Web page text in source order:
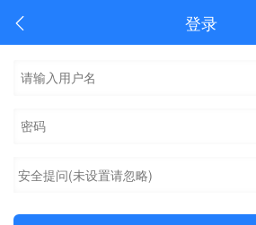
登录
安全提问(未设置请忽略)